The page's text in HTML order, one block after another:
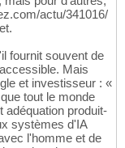
actu/341016/
fournit souvent de
Mais
et investisseur : «
tout le monde
adéquation produit-
systèmes d'IA
l'homme et de